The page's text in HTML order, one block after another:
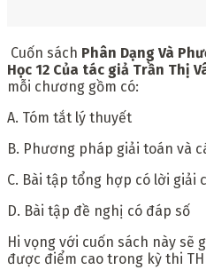
Cuốn sách Phân Dạng Và
Học 12 Của tác giả Trần Thị
mỗi chương gồm có:
A. Tóm tắt lý thuyết
B. Phương pháp giải toán và
C. Bài tập tổng hợp có lời giải
D. Bài tập đề nghị có đáp số
Hi vọng với cuốn sách này sẽ
được điểm cao trong kỳ thi